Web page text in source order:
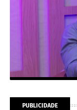
PUBLICIDADE